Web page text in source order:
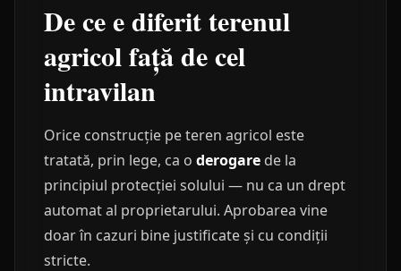
De ce e diferit terenul
agricol față de cel
intravilan
Orice construcție pe teren agricol este
tratată, prin lege, ca o derogare de la
principiul protecției solului — nu ca un drept
automat al proprietarului. Aprobarea vine
doar în cazuri bine justificate și cu condiții
stricte.